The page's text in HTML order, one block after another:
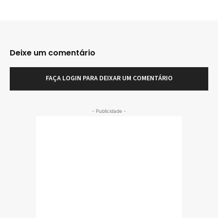
Deixe um comentário
FAÇA LOGIN PARA DEIXAR UM COMENTÁRIO
- Publicidade -